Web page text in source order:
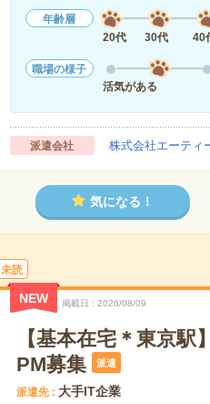
年齢層
20代
30代 40
職場の様子
活気がある
派遣会社 株式会社エーティ
気になる！
未読
NEW 掲載日 2026/08/09
【基本在宅＊東京
PM募集
派遣
派遣先 大手IT企業